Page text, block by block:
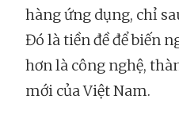
hàng ứng dụng, chỉ
Đó là tiền đề để biến
hơn là công nghệ,
mới của Việt Nam.